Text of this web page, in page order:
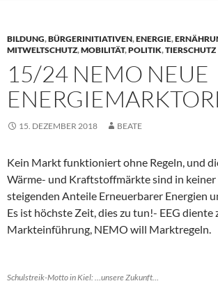
BILDUNG,BÜRGERINITIATIVEN,ENERGIE,
MITWELTSCHUTZ,MOBILITÄT,POLITIK,TIERSCHUTZ
15/24 NEMO NEUE
15. DEZEMBER 2018 BEATE
Kein Markt funktioniert ohne Regeln, und
Wärme- und Kraftstoffmärkte sind in keiner
steigenden Anteile Erneuerbarer Energien
Es ist höchste Zeit, dies zu tun!- EEG diente
Markteinführung, NEMO will Marktregeln.
Schulstreik-Motto in Kiel: …unsere Zukunft…